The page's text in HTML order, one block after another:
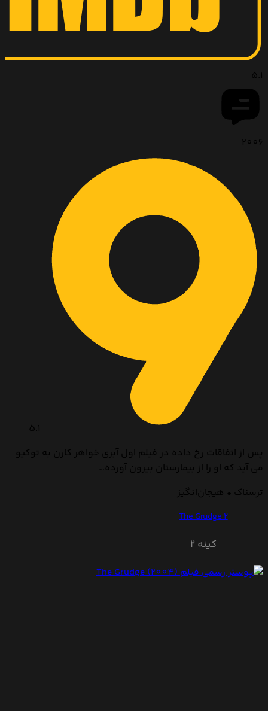
5.1
2006
5.1
پس از اتفاقات رخ داده در فیلم اول آبری خواهر کارن به توکیو
می آید که او را از بیمارستان بیرون آورده…
ترسناک • هیجان‌انگیز
The Grudge 2
کینه ۲